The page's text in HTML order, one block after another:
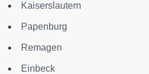
Kaiserslautern
Papenburg
Remagen
Einbeck